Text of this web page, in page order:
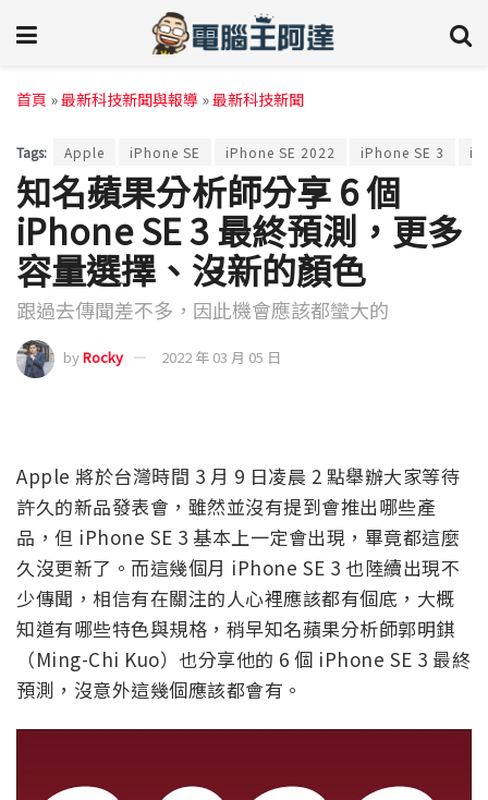
首頁 »最新科技新聞與報導 »最新科技新聞
Tags: Apple iPhone SE iPhone SE 2022 iPhone SE 3
知名蘋果分析師分享 6 個
iPhone SE 3 最終預測，更多
容量選擇、沒新的顏色
跟過去傳聞差不多，因此機會應該都蠻大的
byRocky 2022 年 03 月 05 日
Apple 將於台灣時間 3 月 9 日凌晨 2 點舉辦大家等待
許久的新品發表會，雖然並沒有提到會推出哪些產
品，但 iPhone SE 3 基本上一定會出現，畢竟都這麼
久沒更新了。而這幾個月 iPhone SE 3 也陸續出現不
少傳聞，相信有在關注的人心裡應該都有個底，大概
知道有哪些特色與規格，稍早知名蘋果分析師郭明錤
（Ming-Chi Kuo）也分享他的 6 個 iPhone SE 3 最終
預測，沒意外這幾個應該都會有。